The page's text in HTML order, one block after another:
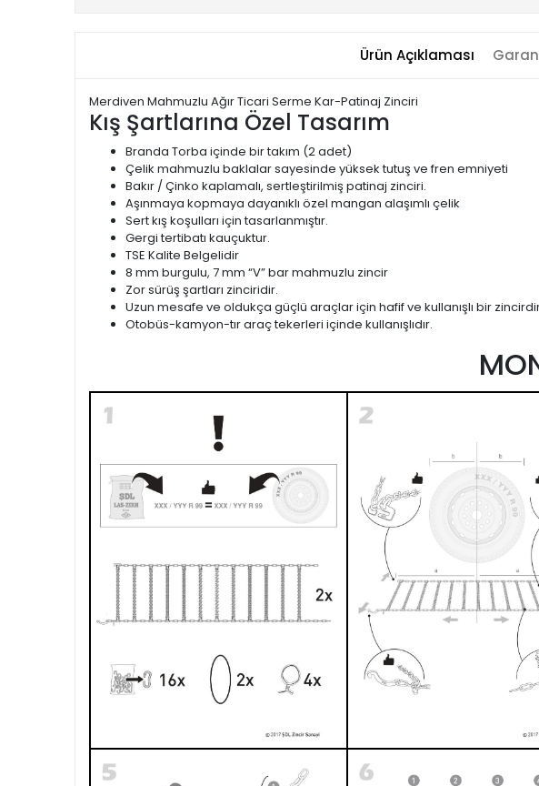
Ürün Açıklaması
Merdiven Mahmuzlu Ağır Ticari Serme Kar-Patinaj Zinciri
Kış Şartlarına Özel Tasarım
Branda Torba içinde bir takım (2 adet)
Çelik mahmuzlu baklalar sayesinde yüksek tutuş ve fren emniyeti
Bakır / Çinko kaplamalı, sertleştirilmiş patinaj zinciri.
Aşınmaya kopmaya dayanıklı özel mangan alaşımlı çelik
Sert kış koşulları için tasarlanmıştır.
Gergi tertibatı kauçuktur.
TSE Kalite Belgelidir
8 mm burgulu, 7 mm “V” bar mahmuzlu zincir
Zor sürüş şartları zinciridir.
Uzun mesafe ve oldukça güçlü araçlar için hafif ve kullanışlı bir
Otobüs-kamyon-tır araç tekerleri içinde kullanışlıdır.